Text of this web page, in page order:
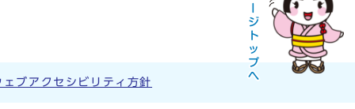
ェブアクセシビリティ方針